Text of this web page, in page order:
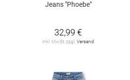
Jeans "Phoebe"
32,99 €
inkl. MwSt. zzgl. Versand